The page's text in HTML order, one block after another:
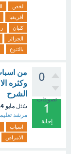
لخص
أفريقيا
كثبان
الجزائر
بالتنوع
0
تصويتات
1
إجابة
من
وكثره
الشرح
سُئل مايو 24
مرشد
اسباب
الامراض